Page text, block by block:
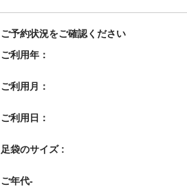
ご予約状況をご確認ください
ご利用年：
ご利用月：
ご利用日：
足袋のサイズ :
ご年代-